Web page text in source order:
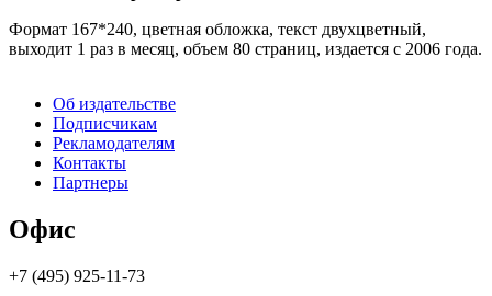
Формат 167*240, цветная обложка, текст двухцветный,
выходит 1 раз в месяц, объем 80 страниц, издается с 2006 года.
Об издательстве
Подписчикам
Рекламодателям
Контакты
Партнеры
Офис
+7 (495) 925-11-73